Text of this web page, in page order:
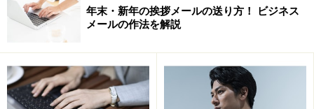
が堀内さんの元に届きました。勿論、ビジネス書をこれ
までに執筆してきた堀内さんは、ブログ立ち上げ当初か
ら、本にできたらということを考えて、次のようなこと
に留意していたそうです。
年末・新年の挨拶メールの送り方！ ビジネス
メールの作法を解説